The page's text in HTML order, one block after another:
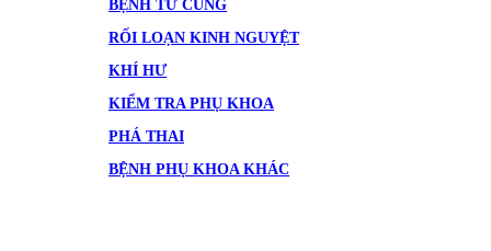
BỆNH TỬ CUNG
RỐI LOẠN KINH NGUYỆT
KHÍ HƯ
KIỂM TRA PHỤ KHOA
PHÁ THAI
BỆNH PHỤ KHOA KHÁC